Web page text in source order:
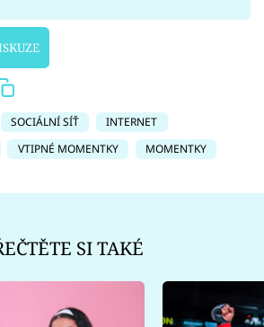
SOCIÁLNÍ SÍŤ
INTERNET
VTIPNÉ MOMENTKY MOMENTKY
SI TAKÉ